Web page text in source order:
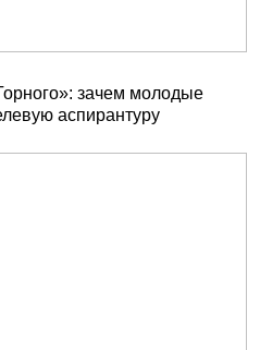
зачем молодые
аспирантуру